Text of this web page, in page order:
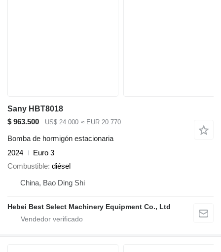
Sany HBT8018
$ 963.500
US$ 24.000 ≈ EUR 20.770
Bomba de hormigón estacionaria
2024
Euro 3
Combustible diésel
China, Bao Ding Shi
Hebei Best Select Machinery Equipment Co., Ltd